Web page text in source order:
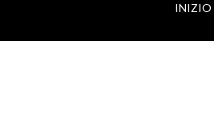
INIZIO